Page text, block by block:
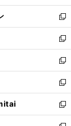
開
く
ウ
で
開
く
ン
ド
ウ
で
開
く
ウ
ィ
ン
ド
ウ
で
開
く
新
し
い
ウ
ィ
ン
ド
ウ
で
開
新
し
い
ウ
ィ
ン
ド
ウ
新
し
い
ウ
ィ
ン
新
し
い
ウ
新
し